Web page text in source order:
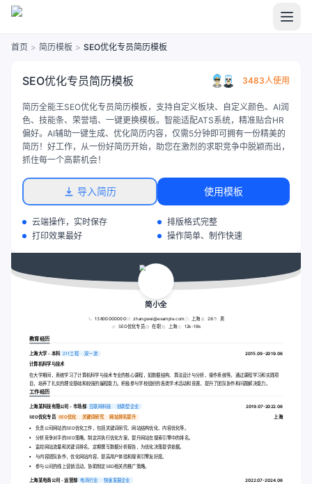
首页 > 简历模板 > SEO优化专员简历模板
SEO优化专员简历模板 3483人使用
简历全能王SEO优化专员简历模板，支持自定义板块、自定义颜色、AI润
色、技能条、荣誉墙、一键更换模板。智能适配ATS系统，精准贴合HR
偏好。AI辅助一键生成、优化简历内容，仅需5分钟即可拥有一份精美的
简历！好工作，从一份好简历开始，助您在激烈的求职竞争中脱颖而出，
抓住每一个高薪机会！
导入简历 使用模板
云端操作，实时保存
排版格式完整
打印效果最好
操作简单、制作快速
简小全
13800000000 zhangwei@example.com 上海 28
男
SEO优化专员
在职 上海 12k-18k
教育经历
上海大学 - 本科 211工程 双一流
2015.09-2019.06
计算机科学与技术
在大学期间，系统学习了计算机科学与技术专业的核心课程，如数据结构、算法设计与分析、操作系统等。通过课程学习和实践项
目，培养了扎实的理论基础和较强的编程能力。积极参与学校组织的各类学术活动和竞赛，提升了团队协作和问题解决能力。
工作经历
上海某科技有限公司 - 市场部 互联网科技 创新型企业
2019.07-2022.06
SEO优化专员 SEO优化 关键词研究 网站排名提升 上海
负责公司网站的SEO优化工作，包括关键词研究、网站结构优化、内容优化等。
分析竞争对手的SEO策略，制定并执行优化方案，提升网站在搜索引擎中的排名。
监控网站流量和关键词排名，定期撰写数据分析报告，为优化决策提供依据。
与内容团队协作，优化网站内容，提高用户体验和搜索引擎友好度。
参与公司的线上营销活动，协助制定SEO相关的推广策略。
上海某电商公司 - 运营部 电商行业 快速发展企业
2022.07-2024.06